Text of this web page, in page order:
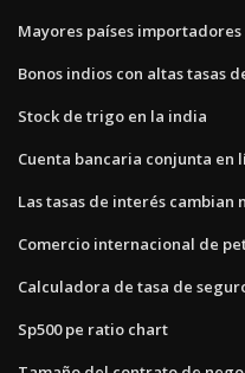
Mayores países
Bonos indios con altas tasas
Stock de trigo en la india
Cuenta bancaria conjunta en
Las tasas de interés cambian
Comercio internacional de
Calculadora de tasa de
Sp500 pe ratio chart